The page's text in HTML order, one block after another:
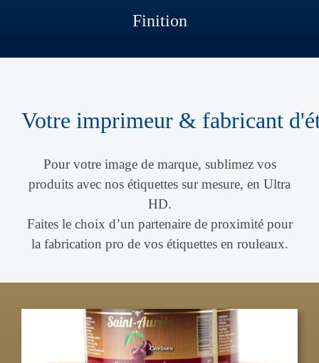
Finition
Votre imprimeur & fabricant
Pour votre image de marque, sublimez vos
produits avec nos étiquettes sur mesure, en Ultra
HD.
Faites le choix d’un partenaire de proximité pour
la fabrication pro de vos étiquettes en rouleaux.